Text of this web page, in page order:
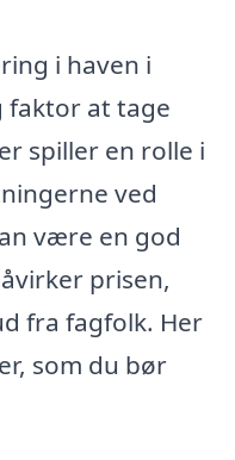
i haven i
faktor at tage
spiller en rolle i
ved
være en god
prisen,
fra fagfolk. Her
som du bør